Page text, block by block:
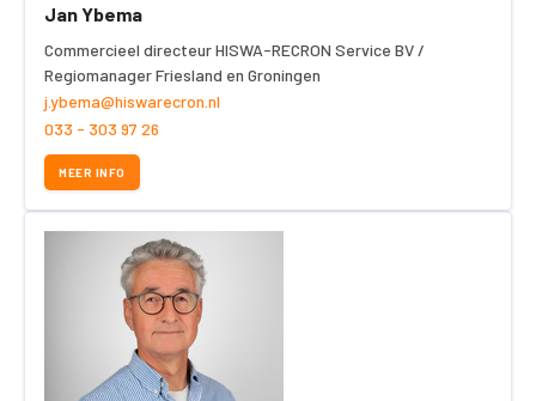
Jan Ybema
Commercieel directeur HISWA-RECRON Service BV /
Regiomanager Friesland en Groningen
j.ybema@hiswarecron.nl
033 - 303 97 26
MEER INFO